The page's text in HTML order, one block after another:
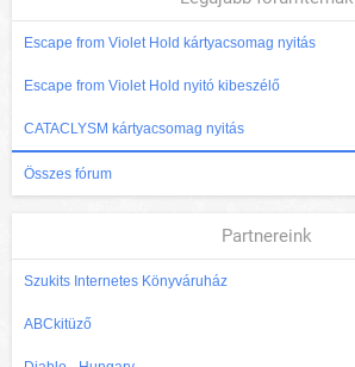
Escape from Violet Hold kártyacsomag nyitás
Escape from Violet Hold nyitó kibeszélő
CATACLYSM kártyacsomag nyitás
Összes fórum
Partnereink
Szukits Internetes Könyváruház
ABCkitüző